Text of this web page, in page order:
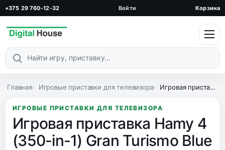
+375 29 760-12-32 Войти Корзина
Поиск по каталогу
Главная Игровые приставки для телевизора Игровая приставка Hamy 4 (350-in-1) Gran Turismo Blue
ИГРОВЫЕ ПРИСТАВКИ ДЛЯ ТЕЛЕВИЗОРА
Игровая приставка Hamy 4
(350-in-1) Gran Turismo Blue